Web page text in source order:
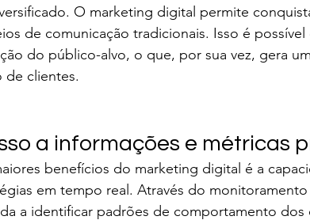
O marketing digital permite
de comunicação tradicionais. Isso é
do público-alvo, o que, por sua vez, gera
de clientes.
a informações e métricas
benefícios do marketing digital é a
em tempo real. Através do
a identificar padrões de comportamento dos